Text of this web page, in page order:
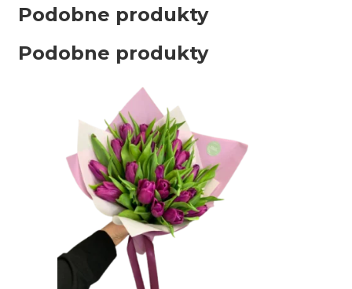
Podobne produkty
Podobne produkty